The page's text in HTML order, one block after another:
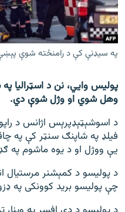
اړیکه
دري پاڼه
Azadi English
راسره ملګري شئ
د ازادې اروپا/ ازادي راډيو
په سیډنې کې د رامنځته شوې
وهل شوي او وژل شوې دي.
د اسوشېټېډپرېس اژانس د
فیلډ په شاپنګ سنټر کې په
یې ووژل او د یوه ماشوم په
د پولیسو د کمېشنر مرستیال
چې پولیسو برید کوونکی په